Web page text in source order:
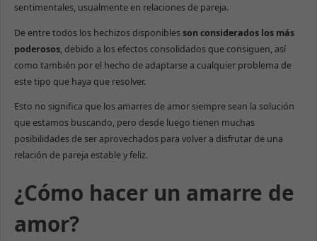
sentimentales, usualmente en relaciones de pareja.
De entre todos los hechizos disponiblesson considerados los más
poderosos, debido a los efectos consolidados que consiguen, así
como también por el hecho de adaptarse a cualquier problema de
este tipo que haya que resolver.
Esto no significa que los amarres de amor siempre sean la solución
que estamos buscando, pero desde luego tienen muchas
posibilidades de ser aprovechados para volver a disfrutar de una
relación de pareja estable y feliz.
¿Cómo hacer un amarre de
amor?